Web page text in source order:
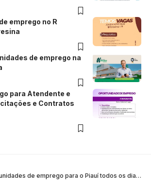
emprego no R
de emprego na
para Atendente e
e Contratos
Vagas Piauí - Oportunidades de emprego para o Piauí todos os dias>